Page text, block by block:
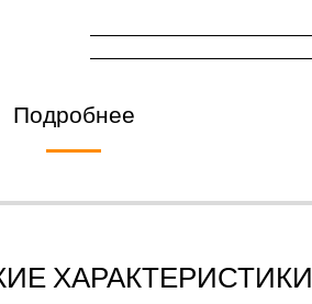
Подробнее
ХАРАКТЕРИСТИКИ